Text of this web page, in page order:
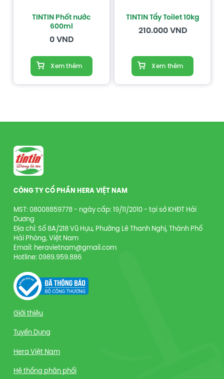
TINTIN Phốt nước
600ml
0VND
Xem thêm
TINTIN Tẩy Toilet 10kg
210.000VND
Xem thêm
CÔNG TY CỔ PHẦN HERA VIỆT NAM
MST: 08008859778 - ngày cấp: 19/11/2010 - tại sở KHĐT Hải
Dương
Địa chỉ: Số 8A/218 Vũ Hựu, Phường Lê Thanh Nghị, Thành Phố
Hải Phòng, Việt Nam
Email: heravietnam@gmail.com
Hotline: 0989.959.886
Giới thiệu
Tuyển Dụng
Hera Việt Nam
Hệ thống phân phối